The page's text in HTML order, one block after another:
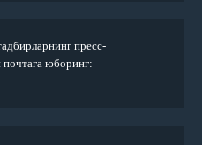
пресс-
почтага юборинг: